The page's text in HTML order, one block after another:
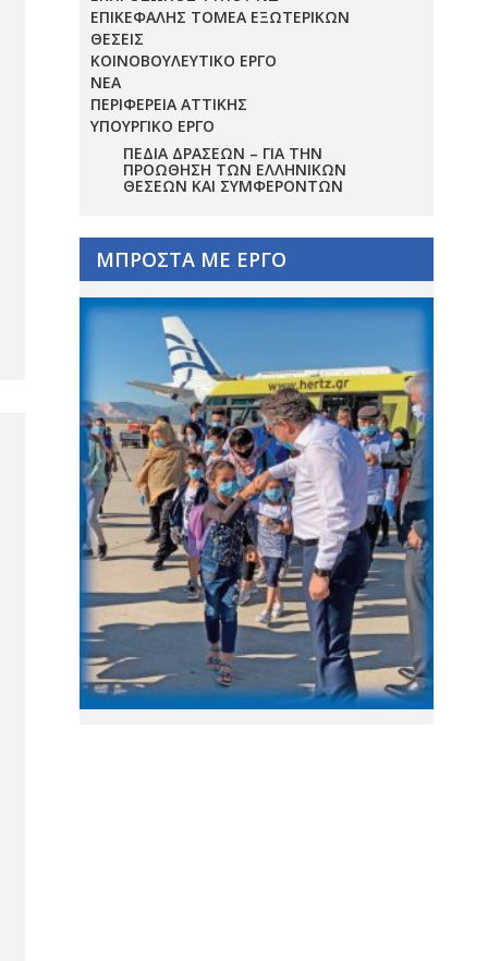
ΕΠΙΚΕΦΑΛΗΣ ΤΟΜΕΑ ΕΞΩΤΕΡΙΚΩΝ
ΘΕΣΕΙΣ
ΚΟΙΝΟΒΟΥΛΕΥΤΙΚΟ ΕΡΓΟ
ΝΕΑ
ΠΕΡΙΦΕΡΕΙΑ ΑΤΤΙΚΗΣ
ΥΠΟΥΡΓΙΚΟ ΕΡΓΟ
ΠΕΔΊΑ ΔΡΆΣΕΩΝ – ΓΙΑ ΤΗΝ
ΠΡΟΏΘΗΣΗ ΤΩΝ ΕΛΛΗΝΙΚΏΝ
ΘΈΣΕΩΝ ΚΑΙ ΣΥΜΦΕΡΌΝΤΩΝ
ΜΠΡΟΣΤΑ ΜΕ ΕΡΓΟ